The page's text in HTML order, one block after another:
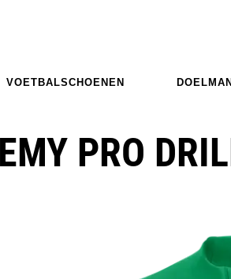
VOETBALSCHOENEN
PRO